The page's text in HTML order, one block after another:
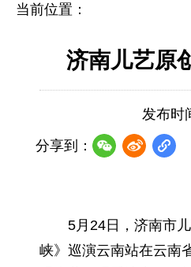
当前位置：
济南儿艺原
发布时
分享到：
5月24日，济南市
峡》巡演云南站在云南